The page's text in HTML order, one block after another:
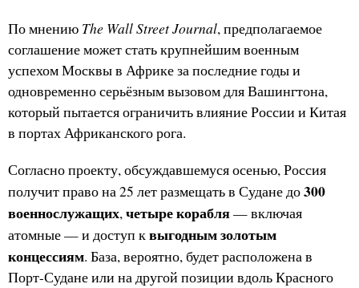
По мнению The Wall Street Journal, предполагаемое
соглашение может стать крупнейшим военным
успехом Москвы в Африке за последние годы и
одновременно серьёзным вызовом для Вашингтона,
который пытается ограничить влияние России и Китая
в портах Африканского рога.
Согласно проекту, обсуждавшемуся осенью, Россия
получит право на 25 лет размещать в Судане до300
военнослужащих,четыре корабля— включая
атомные — и доступ квыгодным золотым
концессиям. База, вероятно, будет расположена в
Порт-Судане или на другой позиции вдоль Красного